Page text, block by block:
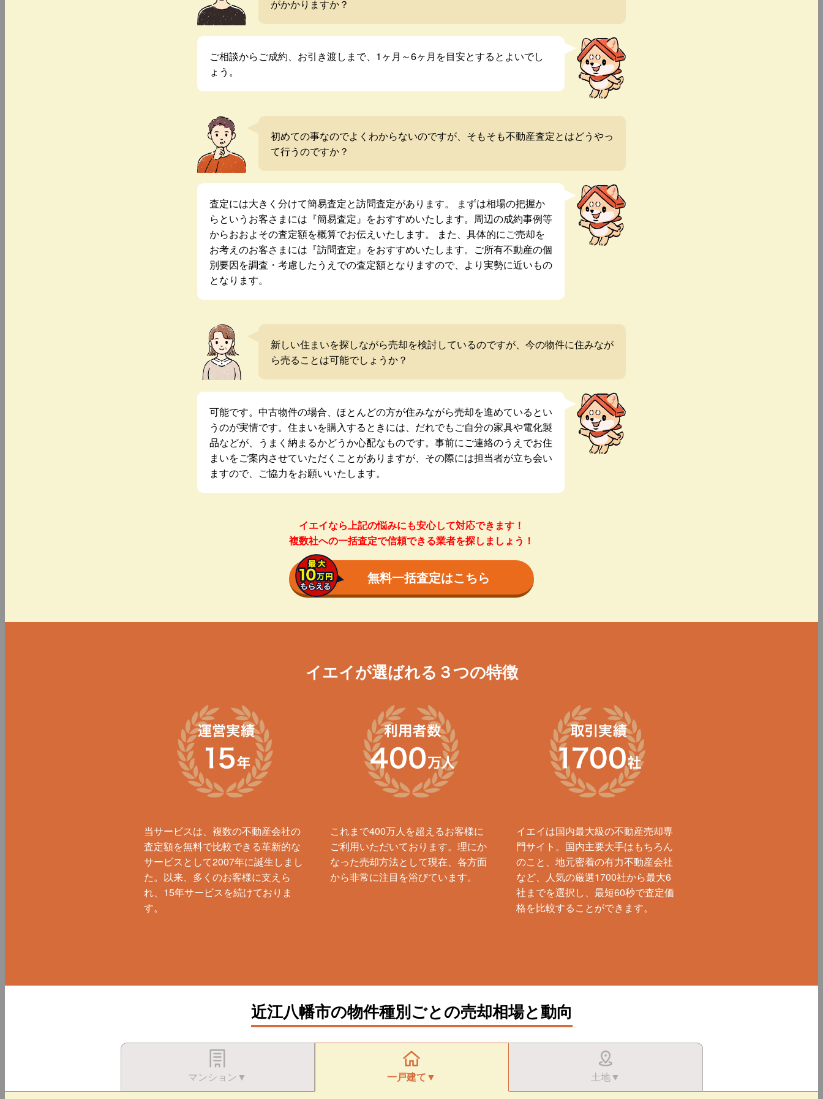
がかかりますか？
ご相談からご成約、お引き渡しまで、1ヶ月～6ヶ月を目安とするとよいでし
ょう。
初めての事なのでよくわからないのですが、そもそも不動産査定とはどうやっ
て行うのですか？
査定には大きく分けて簡易査定と訪問査定があります。 まずは相場の把握か
らというお客さまには『簡易査定』をおすすめいたします。周辺の成約事例等
からおおよその査定額を概算でお伝えいたします。 また、具体的にご売却を
お考えのお客さまには『訪問査定』をおすすめいたします。ご所有不動産の個
別要因を調査・考慮したうえでの査定額となりますので、より実勢に近いもの
となります。
新しい住まいを探しながら売却を検討しているのですが、今の物件に住みなが
ら売ることは可能でしょうか？
可能です。中古物件の場合、ほとんどの方が住みながら売却を進めているとい
うのが実情です。住まいを購入するときには、だれでもご自分の家具や電化製
品などが、うまく納まるかどうか心配なものです。事前にご連絡のうえでお住
まいをご案内させていただくことがありますが、その際には担当者が立ち会い
ますので、ご協力をお願いいたします。
イエイなら上記の悩みにも安心して対応できます！
複数社への一括査定で信頼できる業者を探しましょう！
無料一括査定はこちら
イエイが選ばれる３つの特徴
当サービスは、複数の不動産会社の
査定額を無料で比較できる革新的な
サービスとして2007年に誕生しまし
た。以来、多くのお客様に支えら
れ、15年サービスを続けておりま
す。
これまで400万人を超えるお客様に
ご利用いただいております。理にか
なった売却方法として現在、各方面
から非常に注目を浴びています。
イエイは国内最大級の不動産売却専
門サイト。国内主要大手はもちろん
のこと、地元密着の有力不動産会社
など、人気の厳選1700社から最大6
社までを選択し、最短60秒で査定価
格を比較することができます。
近江八幡市の物件種別ごとの売却相場と動向
マンション▼ 一戸建て▼ 土地▼